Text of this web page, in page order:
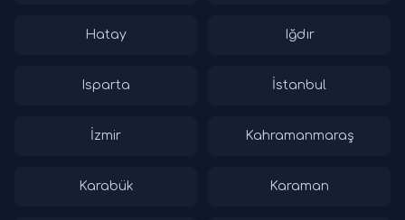
Hatay Iğdır
Isparta İstanbul
İzmir Kahramanmaraş
Karabük Karaman